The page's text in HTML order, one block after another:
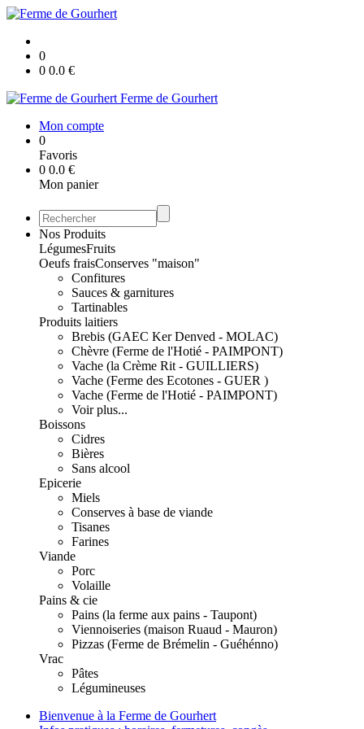
0
0 0.0 €
Ferme de Gourhert
Mon compte
0
Favoris
0 0.0 €
Mon panier
Nos Produits
LégumesFruits
Oeufs fraisConserves "maison"
Confitures
Sauces & garnitures
Tartinables
Produits laitiers
Brebis (GAEC Ker Denved - MOLAC)
Chèvre (Ferme de l'Hotié - PAIMPONT)
Vache (la Crème Rit - GUILLIERS)
Vache (Ferme des Ecotones - GUER )
Vache (Ferme de l'Hotié - PAIMPONT)
Voir plus...
Boissons
Cidres
Bières
Sans alcool
Epicerie
Miels
Conserves à base de viande
Tisanes
Farines
Viande
Porc
Volaille
Pains & cie
Pains (la ferme aux pains - Taupont)
Viennoiseries (maison Ruaud - Mauron)
Pizzas (Ferme de Brémelin - Guéhénno)
Vrac
Pâtes
Légumineuses
Bienvenue à la Ferme de Gourhert